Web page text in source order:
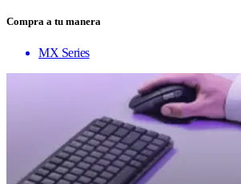
Compra a tu manera
MX Series